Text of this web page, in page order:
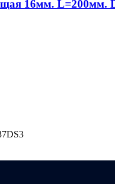
16мм. L=200мм.